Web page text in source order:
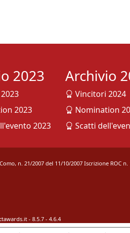
2023
2023
2023
Archivio
Vincitori 2024
Nomination
Scatti
n. 21/2007 del 11/10/2007 Iscrizione ROC n.
- 8.5.7 - 4.6.4